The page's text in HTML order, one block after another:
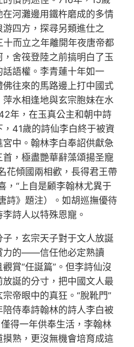
河灘邊用鐵杵磨成的多情
四方，探尋另類進仕之
十而立之年離開年夜唐帝都
舍筏登陸之前搞明白了玉
語權。李青蓮十年如一
佛往來的馬路邊上打中國式
水相逢地與玄宗胞妹在水
年，在玉真公主和朝中詩
41歲的詩仙李白終于被資
中。翰林李白奉詔供獻急
，極盡艷華辭藻頌揚圣寵
花傾國兩相歡，長得君王帶
，“上自是顧李翰林尤異于
詩》題注）。如胡巡撫優待
詩人以特殊恩寵。
，玄宗天子對于文人放誕
力的——信任他必定熟讀
觀賞“任誕篇”。但李詩仙沒
誕的分寸，把中國文人最
帝眼中的真狂。“脫靴門”
侍奉詩翰林的詩人李白被
得一年供奉生活，李翰林
熟，更沒無機會培育成這